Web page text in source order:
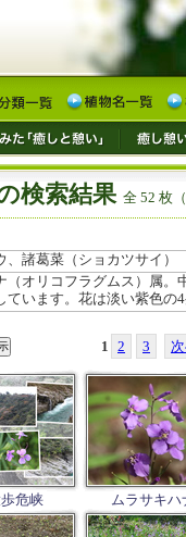
検索結果 全 52 枚
諸葛菜（ショカツサイ）
（オリコフラグムス）属。
います。花は淡い紫色の4
1 2 3
危峡 ムラサキハ